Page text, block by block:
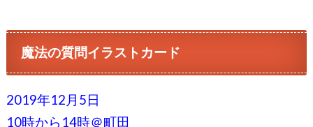
魔法の質問イラストカード
2019年12月5日
10時から14時＠町田